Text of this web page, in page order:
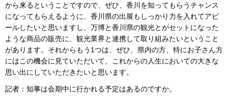
から来るということですので、ぜひ、香川を知ってもらうチャンス
になってもらえるように、香川県の出展もしっかり力を入れてアピ
ールしたいと思いますし、万博と香川県の観光とがセットになった
ような商品の販売に、観光業界と連携して取り組みたいということ
があります。それからもう1つは、ぜひ、県内の方、特にお子さん方
にはこの機会に見ていただいて、これからの人生においての大きな
思い出にしていただきたいと思います。
記者：知事は会期中に行かれる予定はあるのですか。